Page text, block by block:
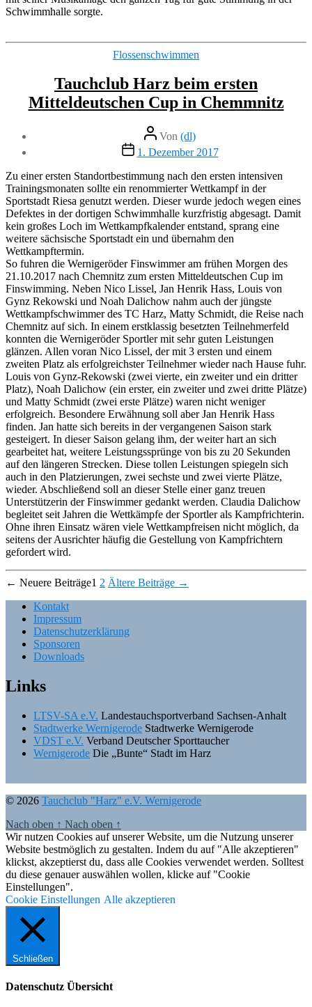
Schwimmhalle sorgte.
Kategorien
Flossenschwimmen
Tauchclub Harz beim ersten
Mitteldeutschen Cup in Chemmnitz
Beitragsautor
Von (dl)
Veröffentlichungsdatum
1. Dezember 2017
Zu einer ersten Standortbestimmung nach den ersten intensiven
Trainingsmonaten sollte ein renommierter Wettkampf in der
Sportstadt Riesa genutzt werden. Dieser wurde jedoch wegen eines
Defektes in der dortigen Schwimmhalle kurzfristig abgesagt. Damit
kein großes Loch im Wettkampfkalender entstand, sprang eine
weitere sächsische Sportstadt ein und übernahm den
Wettkampftermin.
So fuhren die Wernigeröder Finswimmer am frühen Morgen des
21.10.2017 nach Chemnitz zum ersten Mitteldeutschen Cup im
Finswimming. Neben Nico Lissel, Jan Henrik Hass, Louis von
Gynz Rekowski und Noah Dalichow nahm auch der jüngste
Wettkampfschwimmer des TC Harz, Matty Schmidt, die Reise nach
Chemnitz auf sich. In einem erstklassig besetzten Teilnehmerfeld
konnten die Wernigeröder Sportler mit sehr guten Leistungen
glänzen. Allen voran Nico Lissel, der mit 3 ersten und einem
zweiten Platz als erfolgreichster Teilnehmer wieder nach Hause fuhr.
Louis von Gynz-Rekowski (zwei vierte, ein zweiter und ein dritter
Platz), Noah Dalichow (ein erster, ein zweiter und zwei dritte Plätze)
und Matty Schmidt (zwei erste Plätze) waren nicht weniger
erfolgreich. Besondere Erwähnung soll aber Jan Henrik Hass
finden. Jan hatte sich bereits in der vergangenen Saison stark
gesteigert. In dieser Saison gelang ihm, der weiter hart an sich
gearbeitet hat, weitere Leistungssprünge von bis zu 20 Sekunden
auf den längeren Strecken. Diese tollen Leistungen spiegeln sich
auch in den Platzierungen, zwei sechste und zwei vierte Plätze,
wieder. Abschließend soll an dieser Stelle einer ganz treuen
Unterstützerin der Finswimmer gedankt werden. Claudia Dalichow
begleitet seit Jahren die Wettkämpfe der Sportler als Kampfrichterin.
Ohne ihren Einsatz wären viele Wettkampfreisen nicht möglich, da
seitens der Ausrichter häufig die Gestellung von Kampfrichtern
gefordert wird.
Seitennummerierung
der
Beiträge
← Neuere Beiträge1 2 Ältere Beiträge →
Kontakt
Impressum
Datenschutzerklärung
Sponsoren
Downloads
Links
LTSV-SA e.V. Landestauchsportverband Sachsen-Anhalt
Stadtwerke Wernigerode Stadtwerke Wernigerode
VDST e.V. Verband Deutscher Sporttaucher
Wernigerode Die „Bunte“ Stadt im Harz
© 2026 Tauchclub "Harz" e.V. Wernigerode
Nach oben ↑ Nach oben ↑
Wir nutzen Cookies auf unserer Website, um die Nutzung unserer
Website bestmöglich zu gestalten. Indem du auf "Alle akzeptieren"
klickst, akzeptierst du, dass alle Cookies verwendet werden. Solltest
du diese genauer auswählen wollen, klicke auf "Cookie
Einstellungen".
Cookie Einstellungen Alle akzeptieren
Schließen
Datenschutz Übersicht